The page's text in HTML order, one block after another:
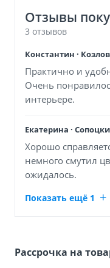
Отзывы
3 отзывов
Константин ·
Практично и
Очень
интерьере.
Екатерина ·
Хорошо
немного смутил
ожидалось.
Показать ещё 1
Рассрочка на